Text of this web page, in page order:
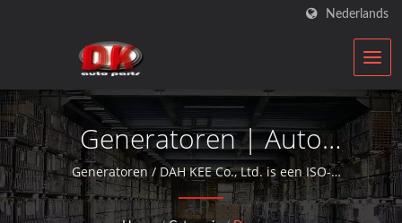
Nederlands
Generatoren | Auto
Starter & Alternator
Fabrikant | DK
Generatoren / DAH KEE Co., Ltd. is een ISO-
gekwalificeerde hersteller van auto-onderdelen die al
meer dan 30 jaar aftermarket service biedt met